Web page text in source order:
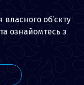
об’єкту
ознайомтесь з